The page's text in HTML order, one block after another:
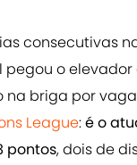
consecutivas
pegou o
na briga por
League:é o
pontos, dois de